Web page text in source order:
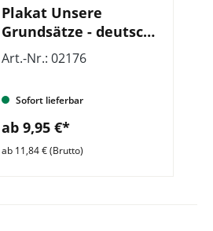
Plakat Unsere
Grundsätze - deutsch,
VE = 5 Stück
Art.-Nr.: 02176
Sofort lieferbar
ab 9,95 €*
ab 11,84 € (Brutto)